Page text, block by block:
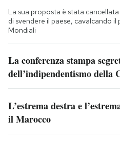
La sua proposta è stata
di svendere il paese, cavalcando
Mondiali
La conferenza stampa
dell’indipendentismo della
L’estrema destra e
il Marocco